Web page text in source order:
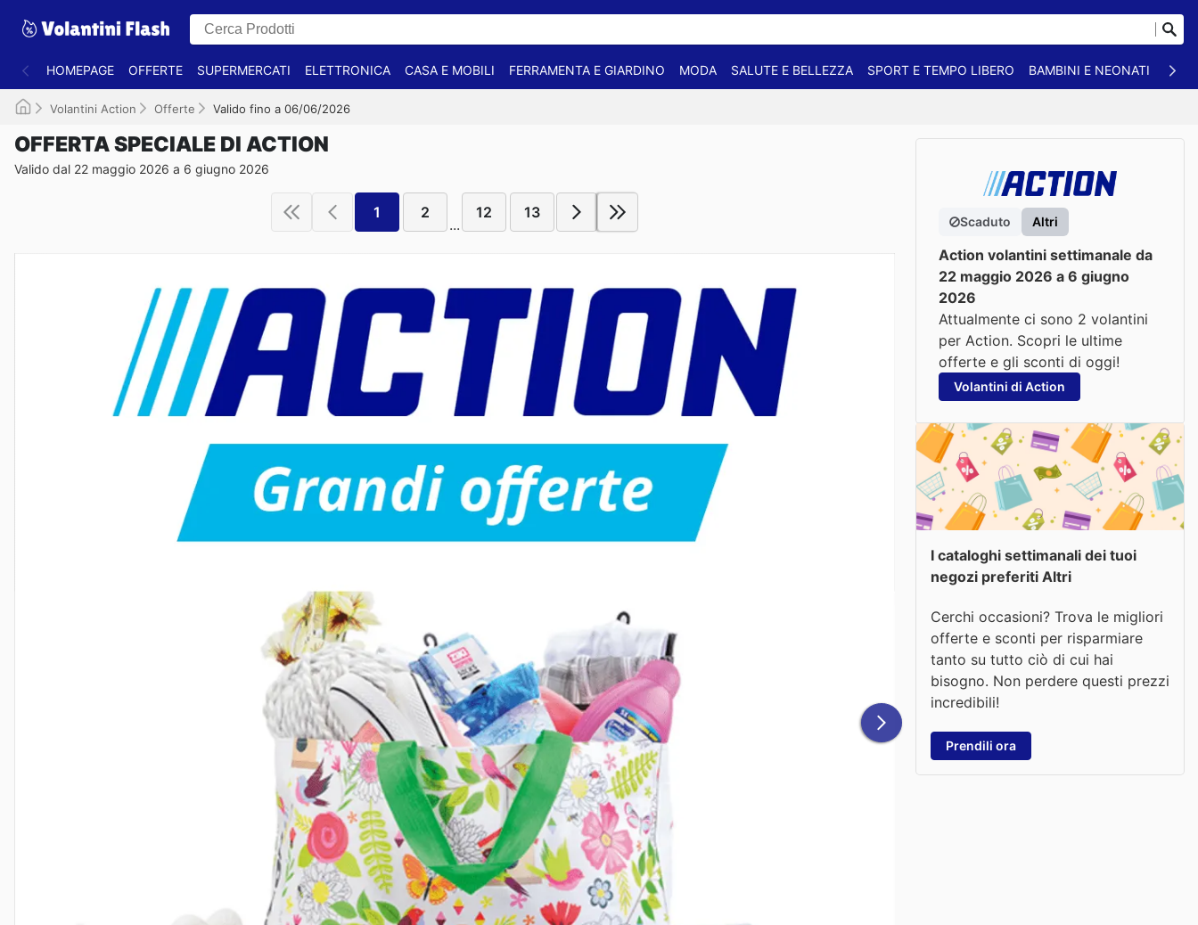
HOMEPAGE OFFERTE SUPERMERCATI ELETTRONICA CASA E MOBILI FERRAMENTA E GIARDINO MODA SALUTE E BELLEZZA SPORT E TEMPO LIBERO BAMBINI E NEONATI
Volantini Action Offerte Valido fino a 06/06/2026
OFFERTA SPECIALE DI ACTION
Valido dal 22 maggio 2026 a 6 giugno 2026
1 2
...
12 13
Scaduto Altri
Action volantini settimanale da
22 maggio 2026 a 6 giugno
2026
Attualmente ci sono 2 volantini
per Action. Scopri le ultime
offerte e gli sconti di oggi!
Volantini di Action
I cataloghi settimanali dei tuoi
negozi preferiti Altri
Cerchi occasioni? Trova le migliori
offerte e sconti per risparmiare
tanto su tutto ciò di cui hai
bisogno. Non perdere questi prezzi
incredibili!
Prendili ora